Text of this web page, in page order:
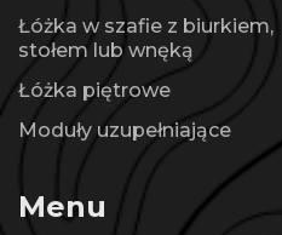
Łóżka w szafie z biurkiem,
stołem lub wnęką
Łóżka piętrowe
Moduły uzupełniające
Menu